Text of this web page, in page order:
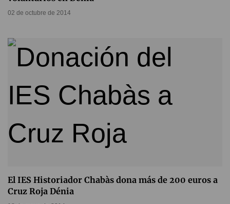
02 de octubre de 2014
El IES Historiador Chabàs dona más de 200 euros a
Cruz Roja Dénia